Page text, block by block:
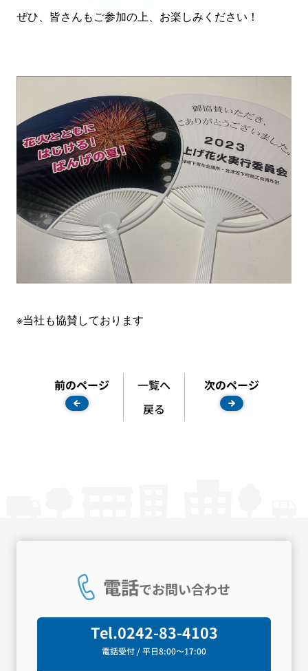
ぜひ、皆さんもご参加の上、お楽しみください！
※当社も協賛しております
前のページ
一覧へ
戻る
次のページ
電話でお問い合わせ
Tel.0242-83-4103
電話受付 / 平日8:00〜17:00